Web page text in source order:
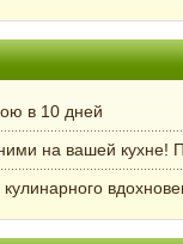
в 10 дней
на вашей кухне!